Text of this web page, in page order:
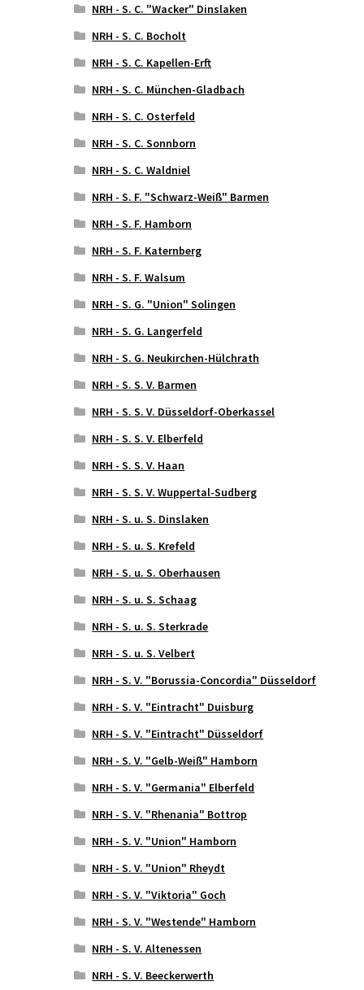
NRH - S. C. "Wacker" Dinslaken
NRH - S. C. Bocholt
NRH - S. C. Kapellen-Erft
NRH - S. C. München-Gladbach
NRH - S. C. Osterfeld
NRH - S. C. Sonnborn
NRH - S. C. Waldniel
NRH - S. F. "Schwarz-Weiß" Barmen
NRH - S. F. Hamborn
NRH - S. F. Katernberg
NRH - S. F. Walsum
NRH - S. G. "Union" Solingen
NRH - S. G. Langerfeld
NRH - S. G. Neukirchen-Hülchrath
NRH - S. S. V. Barmen
NRH - S. S. V. Düsseldorf-Oberkassel
NRH - S. S. V. Elberfeld
NRH - S. S. V. Haan
NRH - S. S. V. Wuppertal-Sudberg
NRH - S. u. S. Dinslaken
NRH - S. u. S. Krefeld
NRH - S. u. S. Oberhausen
NRH - S. u. S. Schaag
NRH - S. u. S. Sterkrade
NRH - S. u. S. Velbert
NRH - S. V. "Borussia-Concordia" Düsseldorf
NRH - S. V. "Eintracht" Duisburg
NRH - S. V. "Eintracht" Düsseldorf
NRH - S. V. "Gelb-Weiß" Hamborn
NRH - S. V. "Germania" Elberfeld
NRH - S. V. "Rhenania" Bottrop
NRH - S. V. "Union" Hamborn
NRH - S. V. "Union" Rheydt
NRH - S. V. "Viktoria" Goch
NRH - S. V. "Westende" Hamborn
NRH - S. V. Altenessen
NRH - S. V. Beeckerwerth